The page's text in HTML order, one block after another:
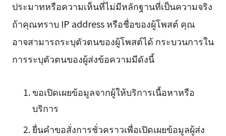
ประมาทหรือความเห็นที่ไม่มีหลักฐานที่เป็นความจริง
ถ้าคุณทราบ IP address หรือชื่อของผู้โพสต์ คุณ
อาจสามารถระบุตัวตนของผู้โพสต์ได้ กระบวนการใน
การระบุตัวตนของผู้ส่งข้อความมีดังนี้
ขอเปิดเผยข้อมูลจากผู้ให้บริการเนื้อหาหรือ
บริการ
ยื่นคำขอสั่งการชั่วคราวเพื่อเปิดเผยข้อมูลผู้ส่ง